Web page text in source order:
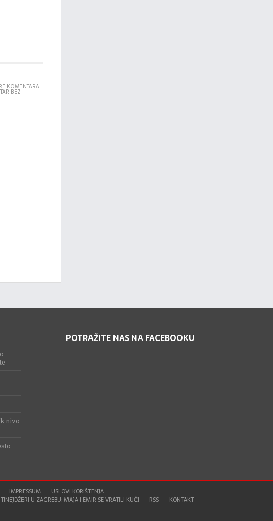
KOMENTARA
BEZ
nivo
POTRAŽITE NAS NA FACEBOOKU
IMPRESSUM
USLOVI KORIŠTENJA
U ZAGREBU: MAJA I EMIR SE VRATILI KUĆI
RSS KONTAKT